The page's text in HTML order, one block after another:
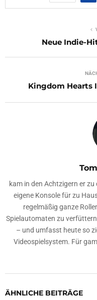
Neue Indie-
Kingdom Hearts
kam in den Achtzigern er
eigene Konsole für zu
regelmäßig ganze
Spielautomaten zu
– und umfasst heute so
Videospielsystem. Für
ÄHNLICHE BEITRÄGE